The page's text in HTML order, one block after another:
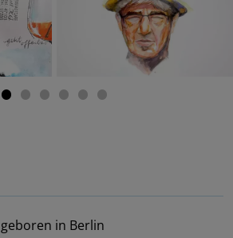
geboren in Berlin